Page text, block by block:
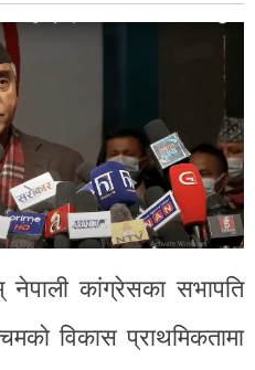
नेपाली कांग्रेसका सभापति
विकास प्राथमिकतामा